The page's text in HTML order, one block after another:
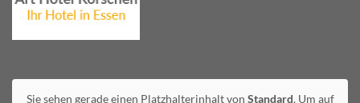
Sie sehen gerade einen Platzhalterinhalt von Standard. Um auf